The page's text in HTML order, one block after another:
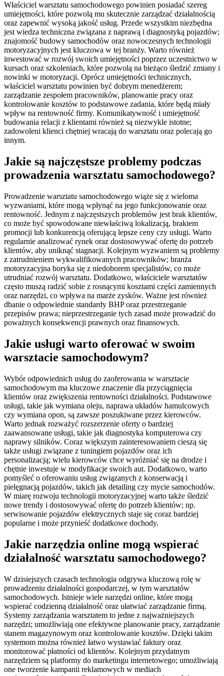
Właściciel warsztatu samochodowego powinien posiadać szereg
umiejętności, które pozwolą mu skutecznie zarządzać działalnością
oraz zapewnić wysoką jakość usług. Przede wszystkim niezbędna
jest wiedza techniczna związana z naprawą i diagnostyką pojazdów;
znajomość budowy samochodów oraz nowoczesnych technologii
motoryzacyjnych jest kluczowa w tej branży. Warto również
inwestować w rozwój swoich umiejętności poprzez uczestnictwo w
kursach oraz szkoleniach, które pozwolą na bieżąco śledzić zmiany i
nowinki w motoryzacji. Oprócz umiejętności technicznych,
właściciel warsztatu powinien być dobrym menedżerem;
zarządzanie zespołem pracowników, planowanie pracy oraz
kontrolowanie kosztów to podstawowe zadania, które będą miały
wpływ na rentowność firmy. Komunikatywność i umiejętność
budowania relacji z klientami również są niezwykle istotne;
zadowoleni klienci chętniej wracają do warsztatu oraz polecają go
innym.
Jakie są najczęstsze problemy podczas
prowadzenia warsztatu samochodowego?
Prowadzenie warsztatu samochodowego wiąże się z wieloma
wyzwaniami, które mogą wpłynąć na jego funkcjonowanie oraz
rentowność. Jednym z najczęstszych problemów jest brak klientów,
co może być spowodowane niewłaściwą lokalizacją, brakiem
promocji lub konkurencją oferującą lepsze ceny czy usługi. Warto
regularnie analizować rynek oraz dostosowywać ofertę do potrzeb
klientów, aby uniknąć stagnacji. Kolejnym wyzwaniem są problemy
z zatrudnieniem wykwalifikowanych pracowników; branża
motoryzacyjna boryka się z niedoborem specjalistów, co może
utrudniać rozwój warsztatu. Dodatkowo, właściciele warsztatów
często muszą radzić sobie z rosnącymi kosztami części zamiennych
oraz narzędzi, co wpływa na marże zysków. Ważne jest również
dbanie o odpowiednie standardy BHP oraz przestrzeganie
przepisów prawa; nieprzestrzeganie tych zasad może prowadzić do
poważnych konsekwencji prawnych oraz finansowych.
Jakie usługi warto oferować w swoim
warsztacie samochodowym?
Wybór odpowiednich usług do zaoferowania w warsztacie
samochodowym ma kluczowe znaczenie dla przyciągnięcia
klientów oraz zwiększenia rentowności działalności. Podstawowe
usługi, takie jak wymiana oleju, naprawa układów hamulcowych
czy wymiana opon, są zawsze poszukiwane przez kierowców.
Warto jednak rozważyć rozszerzenie oferty o bardziej
zaawansowane usługi, takie jak diagnostyka komputerowa czy
naprawy silników. Coraz większym zainteresowaniem cieszą się
także usługi związane z tuningiem pojazdów oraz ich
personalizacją; wielu kierowców chce wyróżniać się na drodze i
chętnie inwestuje w modyfikacje swoich aut. Dodatkowo, warto
pomyśleć o oferowaniu usług związanych z konserwacją i
pielęgnacją pojazdów, takich jak detailing czy mycie samochodów.
W miarę rozwoju technologii motoryzacyjnej warto także śledzić
nowe trendy i dostosowywać ofertę do potrzeb klientów; np.
serwisowanie pojazdów elektrycznych staje się coraz bardziej
popularne i może przynieść dodatkowe dochody.
Jakie narzędzia online mogą wspierać
działalność warsztatu samochodowego?
W dzisiejszych czasach technologia odgrywa kluczową rolę w
prowadzeniu działalności gospodarczej, w tym warsztatów
samochodowych. Istnieje wiele narzędzi online, które mogą
wspierać codzienną działalność oraz ułatwiać zarządzanie firmą.
Systemy zarządzania warsztatem to jedne z najważniejszych
narzędzi; umożliwiają one efektywne planowanie pracy, zarządzanie
stanem magazynowym oraz kontrolowanie kosztów. Dzięki takim
systemom można również łatwo wystawiać faktury oraz
monitorować płatności od klientów. Kolejnym przydatnym
narzędziem są platformy do marketingu internetowego; umożliwiają
one tworzenie kampanii reklamowych w mediach